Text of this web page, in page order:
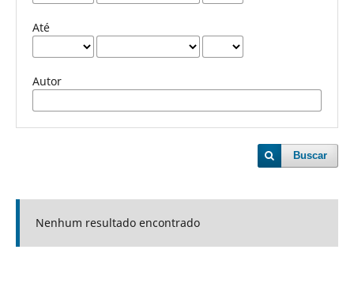
Até
Autor
Buscar
Nenhum resultado encontrado